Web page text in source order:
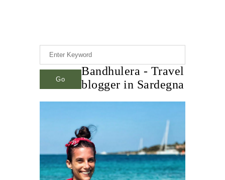
Bandhulera - Travel
blogger in Sardegna